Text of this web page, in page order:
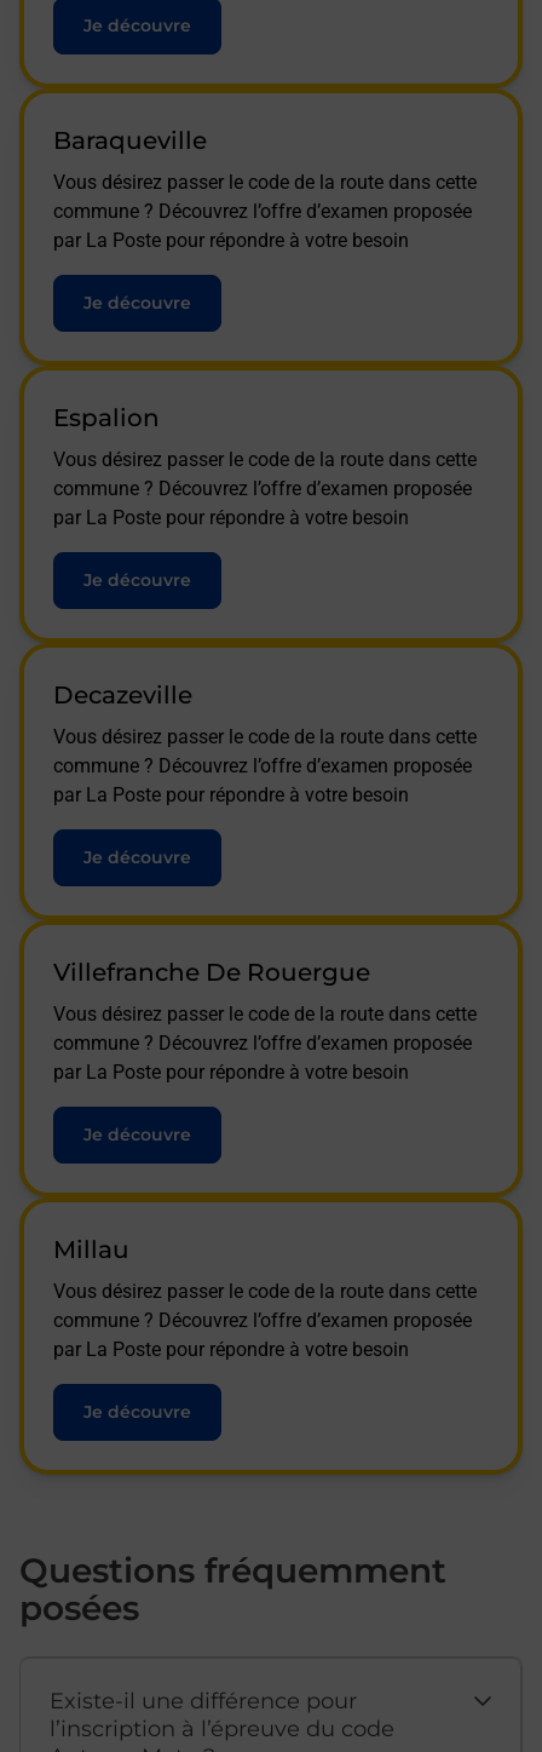
Je découvre
Baraqueville
Vous désirez passer le code de la route dans cette
commune ? Découvrez l’offre d’examen proposée
par La Poste pour répondre à votre besoin
Je découvre
Espalion
Vous désirez passer le code de la route dans cette
commune ? Découvrez l’offre d’examen proposée
par La Poste pour répondre à votre besoin
Je découvre
Decazeville
Vous désirez passer le code de la route dans cette
commune ? Découvrez l’offre d’examen proposée
par La Poste pour répondre à votre besoin
Je découvre
Villefranche De Rouergue
Vous désirez passer le code de la route dans cette
commune ? Découvrez l’offre d’examen proposée
par La Poste pour répondre à votre besoin
Je découvre
Millau
Vous désirez passer le code de la route dans cette
commune ? Découvrez l’offre d’examen proposée
par La Poste pour répondre à votre besoin
Je découvre
Questions fréquemment
posées
Existe-il une différence pour
l’inscription à l’épreuve du code